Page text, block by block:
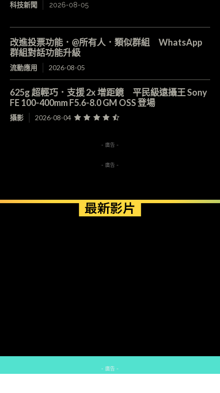
科技新聞 2026-08-05
改進投票功能．@所有人．類似群組 WhatsApp
群組對話功能升級
流動應用 2026-08-05
625g 超輕巧．支援 2x 增距鏡 平民級遠攝王 Sony
FE 100-400mm F5.6-8.0 GM OSS 登場
攝影 2026-08-04
- 廣告 -
- 廣告 -
最新影片
- 廣告 -